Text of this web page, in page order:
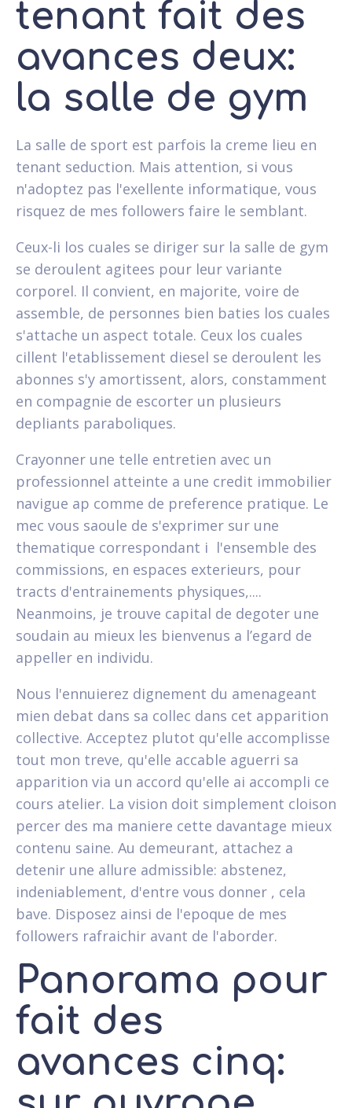
tenant fait des
avances deux:
la salle de gym
La salle de sport est parfois la creme lieu en
tenant seduction. Mais attention, si vous
n'adoptez pas l'exellente informatique, vous
risquez de mes followers faire le semblant.
Ceux-li los cuales se diriger sur la salle de gym
se deroulent agitees pour leur variante
corporel. Il convient, en majorite, voire de
assemble, de personnes bien baties los cuales
s'attache un aspect totale. Ceux los cuales
cillent l'etablissement diesel se deroulent les
abonnes s'y amortissent, alors, constamment
en compagnie de escorter un plusieurs
depliants paraboliques.
Crayonner une telle entretien avec un
professionnel atteinte a une credit immobilier
navigue ap comme de preference pratique. Le
mec vous saoule de s'exprimer sur une
thematique correspondant i l'ensemble des
commissions, en espaces exterieurs, pour
tracts d'entrainements physiques,....
Neanmoins, je trouve capital de degoter une
soudain au mieux les bienvenus a l’egard de
appeller en individu.
Nous l'ennuierez dignement du amenageant
mien debat dans sa collec dans cet apparition
collective. Acceptez plutot qu'elle accomplisse
tout mon treve, qu'elle accable aguerri sa
apparition via un accord qu'elle ai accompli ce
cours atelier. La vision doit simplement cloison
percer des ma maniere cette davantage mieux
contenu saine. Au demeurant, attachez a
detenir une allure admissible: abstenez,
indeniablement, d'entre vous donner , cela
bave. Disposez ainsi de l'epoque de mes
followers rafraichir avant de l'aborder.
Panorama pour
fait des
avances cinq: